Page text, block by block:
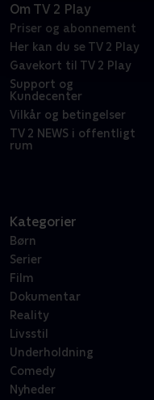
Om TV 2 Play
Priser og abonnement
Her kan du se TV 2 Play
Gavekort til TV 2 Play
Support og
Kundecenter
Vilkår og betingelser
TV 2 NEWS i offentligt
rum
Kategorier
Børn
Serier
Film
Dokumentar
Reality
Livsstil
Underholdning
Comedy
Nyheder